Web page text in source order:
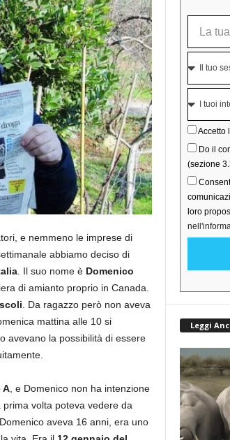
e nemmeno le imprese di
abbiamo deciso di
. Il suo nome è Domenico
di amianto proprio in Canada.
. Da ragazzo però non aveva
mattina alle 10 si
avevano la possibilità di essere
A, e Domenico non ha intenzione
volta poteva vedere da
Domenico aveva 16 anni, era uno
Accetto
Do il
(sezione
loro
Leggi